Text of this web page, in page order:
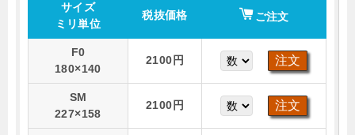
サイズ
ミリ単位
税抜価格 ご注文
F0
180×140
2100円
SM
227×158
2100円